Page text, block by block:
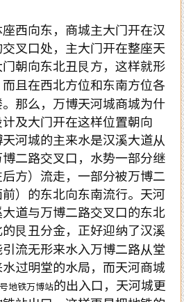
西向东，商城主大门开在汉
叉口处，主大门开在整座天
朝向东北丑艮方，这样就形
且在西北方位和东南方位各
那么，万博天河城商城为什
及大门开在这样位置朝向
河城的主来水是汉溪大道从
二路交叉口，水势一部分继
方）流走，一部分被万博二
）的东北向东南流行。天河
道与万博二路交叉口的东北
艮丑分金，正好迎纳了汉溪
流无形来水入万博二路从堂
过明堂的水局，而天河商城
地铁万博站的出入口，天河城更